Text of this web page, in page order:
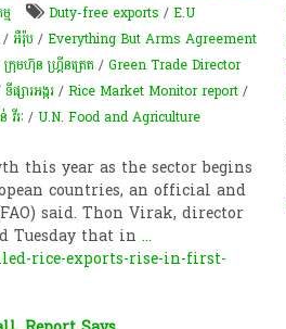
ម Duty-free exports /E.U
/អឺរ៉ុប/Everything But Arms Agreement
ក្រុមហ៊ុន​ ហ្គ្រីនត្រេត/Green Trade Director
ទីផ្សារអង្ករ/Rice Market Monitor report/
វីរៈ /U.N. Food and Agriculture
this year as the sector begins
countries, an official and
said. Thon Virak, director
Tuesday that in ...
rice-exports-rise-in-first-